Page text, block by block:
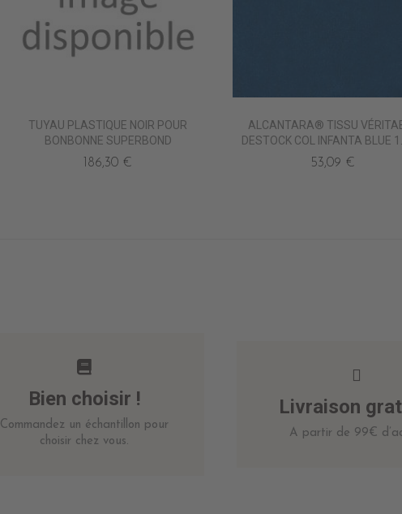
TUYAU PLASTIQUE NOIR POUR
BONBONNE SUPERBOND
186,30 €
ALCANTARA® TISSU
DESTOCK COL INFANTA BLUE
53,09 €
Bien choisir !
Commandez un échantillon pour
choisir chez vous.
Livraison
A partir de 99€